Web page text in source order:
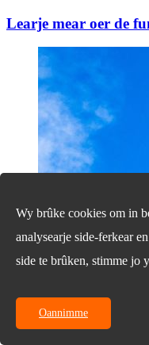
Learje mear oer de
Wy brûke cookies om in
analysearje side-ferkear
side te brûken, stimme jo
Oannimme